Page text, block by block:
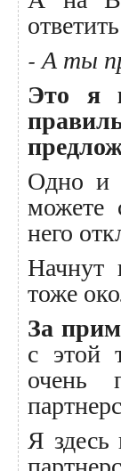
- А ты
Это я
Одно и
можете
него
Начнут
тоже
За
с этой
очень
Я здесь